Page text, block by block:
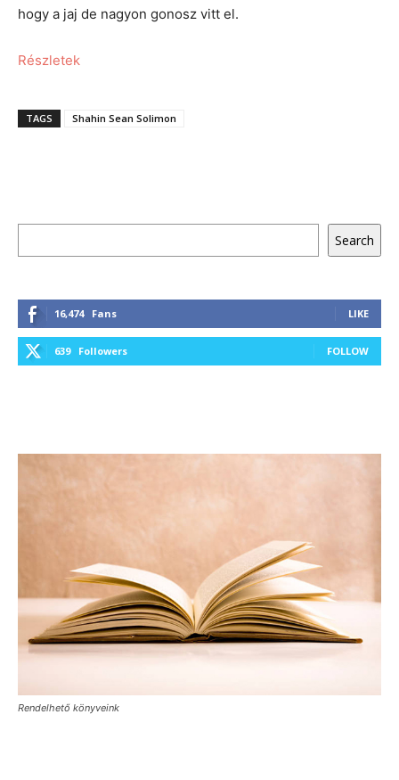
hogy a jaj de nagyon gonosz vitt el.
Részletek
TAGS Shahin Sean Solimon
Search
16,474 Fans LIKE
639 Followers FOLLOW
Rendelhető könyveink